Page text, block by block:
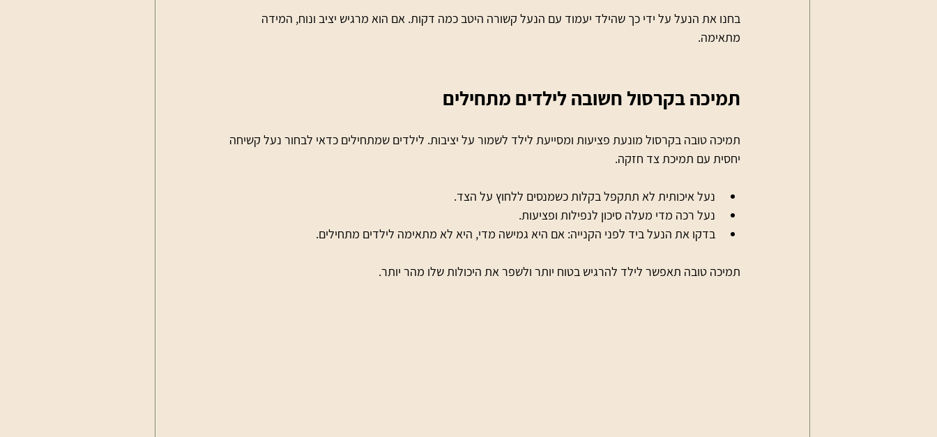
בחנו את הנעל על ידי כך שהילד יעמוד עם הנעל קשורה היטב כמה דקות. אם הוא מרגיש יציב ונוח, המידה
מתאימה.
תמיכה בקרסול חשובה לילדים מתחילים
תמיכה טובה בקרסול מונעת פציעות ומסייעת לילד לשמור על יציבות. לילדים שמתחילים כדאי לבחור נעל קשיחה
יחסית עם תמיכת צד חזקה.
נעל איכותית לא תתקפל בקלות כשמנסים ללחוץ על הצד.
נעל רכה מדי מעלה סיכון לנפילות ופציעות.
בדקו את הנעל ביד לפני הקנייה: אם היא גמישה מדי, היא לא מתאימה לילדים מתחילים.
תמיכה טובה תאפשר לילד להרגיש בטוח יותר ולשפר את היכולות שלו מהר יותר.